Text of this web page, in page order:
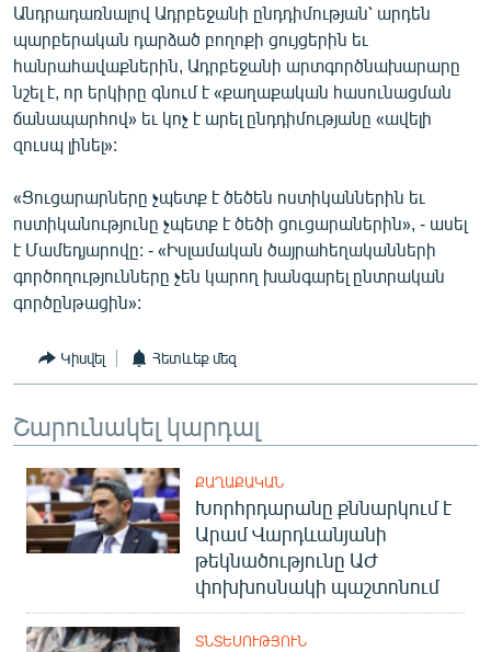
Անդրադառնալով Ադրբեջանի ընդդիմության՝ արդեն
պարբերական դարձած բողոքի ցույցերին եւ
հանրահավաքներին, Ադրբեջանի արտգործնախարարը
նշել է, որ երկիրը գնում է «քաղաքական հասունացման
ճանապարհով» եւ կոչ է արել ընդդիմությանը «ավելի
զուսպ լինել»:
«Ցուցարարները չպետք է ծեծեն ոստիկաններին եւ
ոստիկանությունը չպետք է ծեծի ցուցարաներին», - ասել
է Մամեդյարովը: - «Իսլամական ծայրահեղականների
գործողությունները չեն կարող խանգարել ընտրական
գործընթացին»:
Կիսվել Հետևեք մեզ
Շարունակել կարդալ
ՔԱՂԱՔԱԿԱՆ
Խորհրդարանը քննարկում է
Արամ Վարդևանյանի
թեկնածությունը ԱԺ
փոխխոսնակի պաշտոնում
ՏՆՏԵՍՈՒԹՅՈՒՆ